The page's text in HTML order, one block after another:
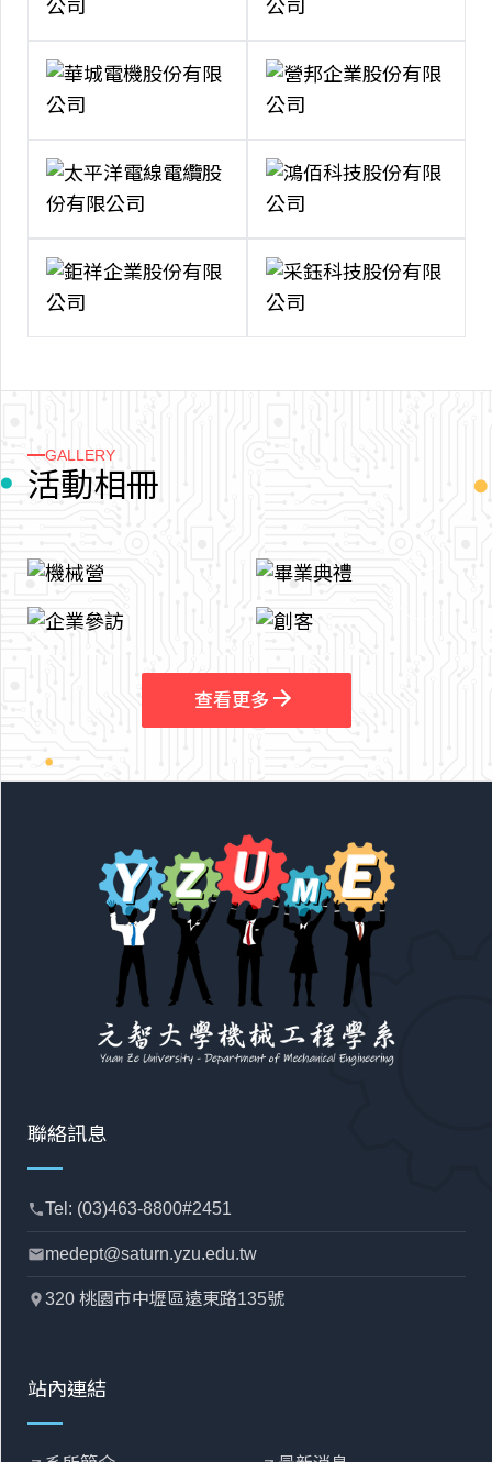
GALLERY
活動相冊
查看更多
聯絡訊息
phoneTel: (03)463-8800#2451
mailmedept@saturn.yzu.edu.tw
location_pin320 桃園市中壢區遠東路135號
站內連結